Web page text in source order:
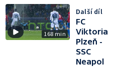
168 min
Další díl
FC
Viktoria
Plzeň -
SSC
Neapol